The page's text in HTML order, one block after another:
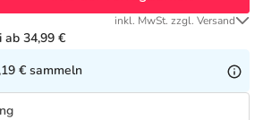
inkl. MwSt. zzgl. Versand
ab 34,99 €
€ sammeln